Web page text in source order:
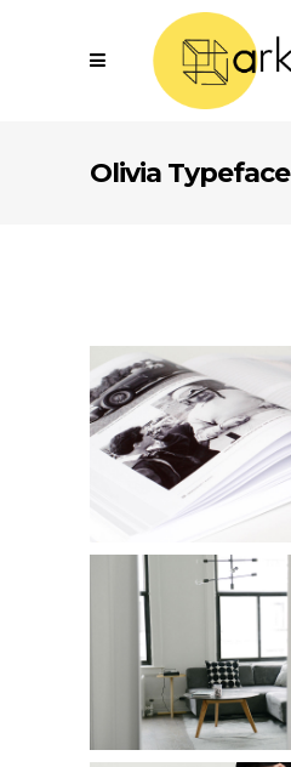
Olivia Typeface